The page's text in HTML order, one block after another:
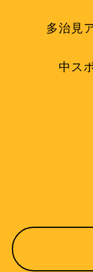
多治見
中ス